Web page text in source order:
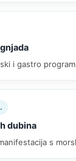
i gastro
dubina
s